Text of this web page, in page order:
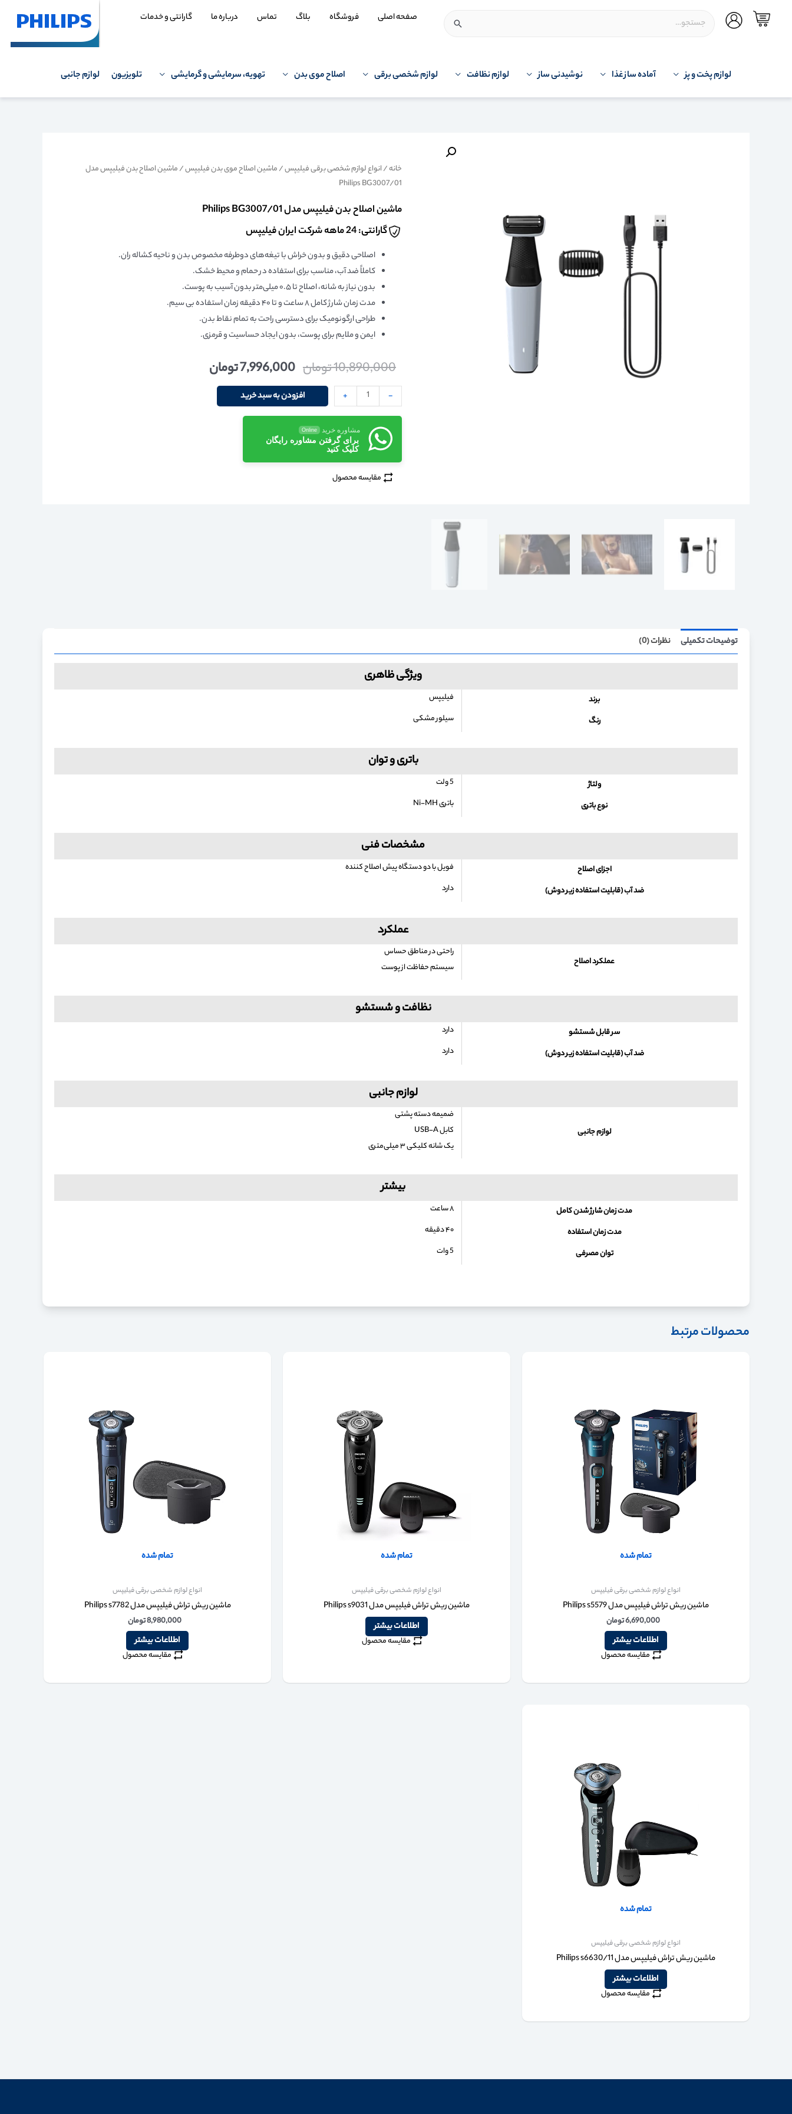
صفحه اصلی فروشگاه بلاگ تماس درباره ما گارانتی و خدمات
لوازم پخت و پز آماده ساز غذا نوشیدنی ساز لوازم نظافت لوازم شخصی برقی اصلاح موی بدن تهویه، سرمایشی و گرمایشی تلویزیون لوازم جانبی
خانه/ انواع لوازم شخصی برقی فیلیپس/ ماشین اصلاح موی بدن فیلیپس/ ماشین اصلاح بدن فیلیپس مدل
Philips BG3007/01
ماشین اصلاح بدن فیلیپس مدل Philips BG3007/01
گارانتی: 24 ماهه شرکت ایران فیلیپس
اصلاحی دقیق و بدون خراش با تیغه‌های دوطرفه مخصوص بدن و ناحیه کشاله ران.
کاملاً ضد آب، مناسب برای استفاده در حمام و محیط خشک.
بدون نیاز به شانه، اصلاح تا ۰.۵ میلی‌متر بدون آسیب به پوست.
مدت زمان شارژ کامل ۸ ساعت و تا ۴۰ دقیقه زمان استفاده بی سیم.
طراحی ارگونومیک برای دسترسی راحت به تمام نقاط بدن.
ایمن و ملایم برای پوست، بدون ایجاد حساسیت و قرمزی.
10,890,000تومان 7,996,000تومان
-
+ افزودن به سبد خرید
مشاوره خرید Online
برای گرفتن مشاوره رایگان
کلیک کنید
مقایسه محصول
توضیحات تکمیلی نظرات (0)
ویژگی ظاهری
برند
فیلیپس
رنگ
سیلور مشکی
باتری و توان
ولتاژ
5 ولت
نوع باتری
باتری Ni-MH
مشخصات فنی
اجزای اصلاح
فویل با دو دستگاه پیش اصلاح کننده
ضد آب (قابلیت استفاده زیر دوش)
دارد
عملکرد
عملکرد اصلاح
راحتی در مناطق حساس
سیستم حفاظت از پوست
نظافت و شستشو
سر قابل شستشو
دارد
ضد آب (قابلیت استفاده زیر دوش)
دارد
لوازم جانبی
لوازم جانبی
ضمیمه دسته پشتی
کابل USB-A
یک شانه کلیکی ۳ میلی‌متری
بیشتر
مدت زمان شارژ شدن کامل
۸ ساعت
مدت زمان استفاده
۴۰ دقیقه
توان مصرفی
5 وات
محصولات مرتبط
تمام شده
انواع لوازم شخصی برقی فیلیپس
ماشین ریش تراش فیلیپس مدل Philips s5579
6,690,000تومان
اطلاعات بیشتر
مقایسه محصول
تمام شده
انواع لوازم شخصی برقی فیلیپس
ماشین ریش تراش فیلیپس مدل Philips s9031
اطلاعات بیشتر
مقایسه محصول
تمام شده
انواع لوازم شخصی برقی فیلیپس
ماشین ریش تراش فیلیپس مدل Philips s7782
8,980,000تومان
اطلاعات بیشتر
مقایسه محصول
تمام شده
انواع لوازم شخصی برقی فیلیپس
ماشین ریش تراش فیلیپس مدل Philips s6630/11
اطلاعات بیشتر
مقایسه محصول